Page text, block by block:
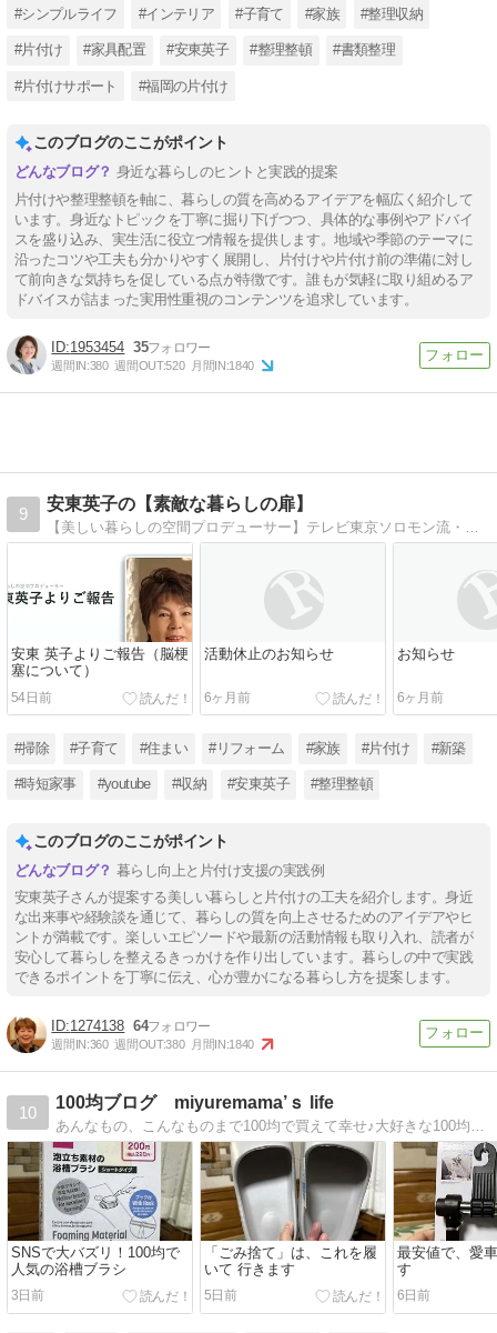
#シンプルライフ #インテリア #子育て #家族 #整理収納
#片付け #家具配置 #安東英子 #整理整頓 #書類整理
#片付けサポート #福岡の片付け
このブログのここがポイント
身近な暮らしのヒントと実践的提案
片付けや整理整頓を軸に、暮らしの質を高めるアイデアを幅広く紹介して
います。身近なトピックを丁寧に掘り下げつつ、具体的な事例やアドバイ
スを盛り込み、実生活に役立つ情報を提供します。地域や季節のテーマに
沿ったコツや工夫も分かりやすく展開し、片付けや片付け前の準備に対し
て前向きな気持ちを促している点が特徴です。誰もが気軽に取り組めるア
ドバイスが詰まった実用性重視のコンテンツを追求しています。
1953454 35
週間IN:380 週間OUT:520 月間IN:1840
9
安東英子の【素敵な暮らしの扉】
【美しい暮らしの空間プロデューサー】テレビ東京ソロモン流・日曜ビッグバラエティ、テレビ朝日ワイド!スクランブル他、テレビ出演は１００回を越え、多くの方の収納の悩みを解決。YouTubeチャンネルを開設し、2020年3月から動画配信スタート。
安東 英子よりご報告（脳梗
塞について）
54日前
活動休止のお知らせ
6ヶ月前
お知らせ
6ヶ月前
#掃除 #子育て #住まい #リフォーム #家族 #片付け #新築
#時短家事 #youtube #収納 #安東英子 #整理整頓
このブログのここがポイント
暮らし向上と片付け支援の実践例
安東英子さんが提案する美しい暮らしと片付けの工夫を紹介します。身近
な出来事や経験談を通じて、暮らしの質を向上させるためのアイデアやヒ
ントが満載です。楽しいエピソードや最新の活動情報も取り入れ、読者が
安心して暮らしを整えるきっかけを作り出しています。暮らしの中で実践
できるポイントを丁寧に伝え、心が豊かになる暮らし方を提案します。
1274138 64
週間IN:360 週間OUT:380 月間IN:1840
10
100均ブログ miyuremama’ｓ life
あんなもの、こんなものまで100均で買えて幸せ♪大好きな100均雑貨を駆使した節約しているつもり生活をちらっとお届けしますみなさまの参考になるとうれしいです！！
SNSで大バズリ！100均で
人気の浴槽ブラシ
3日前
「ごみ捨て」は、これを履
いて 行きます
5日前
最安値で、愛
す
6日前